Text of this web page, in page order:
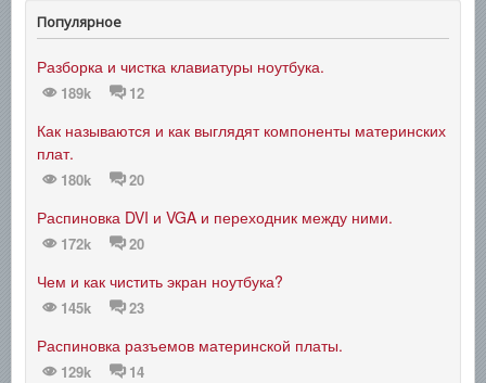
Популярное
Разборка и чистка клавиатуры ноутбука.
189k 12
Как называются и как выглядят компоненты материнских
плат.
180k 20
Распиновка DVI и VGA и переходник между ними.
172k 20
Чем и как чистить экран ноутбука?
145k 23
Распиновка разъемов материнской платы.
129k 14